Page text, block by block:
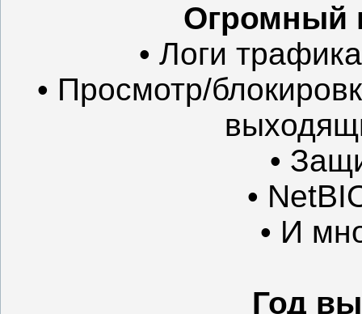
Огромный
• Логи
• Просмотр/
•
•
• И
Год